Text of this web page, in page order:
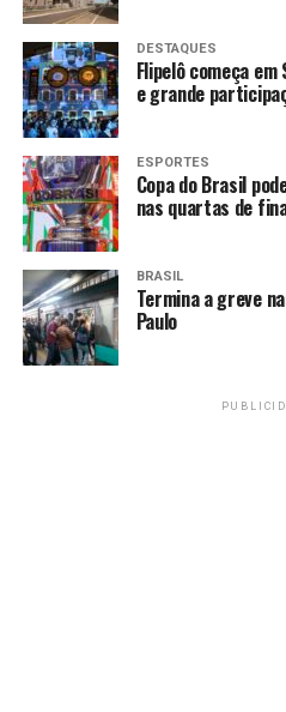
TAGS
PRÓXIMO
Programa amplia atendimento
mulheres no Gama
RECENTES
Arraiá do Rotary volta ao
com programação cultural e
Amarildo Mota
DESTAQUES
Flipelô começa
e grande
ESPORTES
Copa do Brasil
nas quartas de
BRASIL
Termina a greve
Paulo